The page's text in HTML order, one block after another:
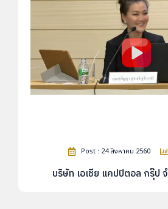
Post : 24 สิงหาคม 2560
บริษัท เอเชีย แคปปิตอล กรุ๊ป